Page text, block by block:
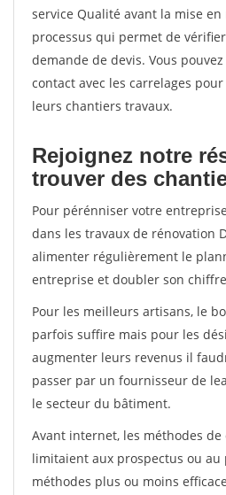
service Qualité avant la mise
processus qui permet de
demande de devis. Vous
contact avec les carrelages
leurs chantiers travaux.
Rejoignez notre
trouver des
Pour pérénniser votre
dans les travaux de rénovation
alimenter régulièrement le
entreprise et doubler son
Pour les meilleurs artisans, le
parfois suffire mais pour les
augmenter leurs revenus il
passer par un fournisseur de
le secteur du bâtiment.
Avant internet, les méthodes
limitaient aux prospectus ou au
méthodes plus ou moins